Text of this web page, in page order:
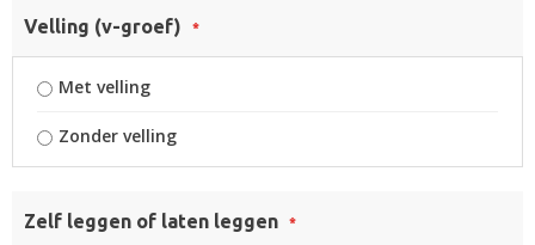
Velling (v-groef)
Met velling
Zonder velling
Zelf leggen of laten leggen